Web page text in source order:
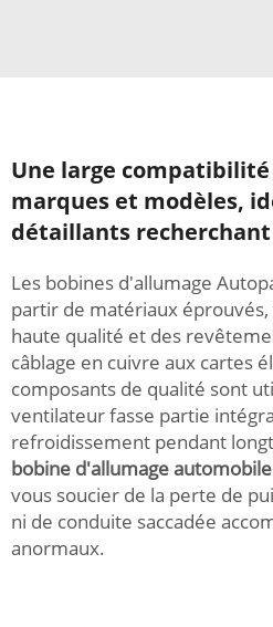
Une large compatibilité
marques et modèles,
détaillants
Les bobines d'allumage
partir de matériaux éprouvés,
haute qualité et des
câblage en cuivre aux cartes
composants de qualité sont
ventilateur fasse partie
refroidissement pendant
bobine d'allumage automobile
vous soucier de la perte de
ni de conduite saccadée
anormaux.